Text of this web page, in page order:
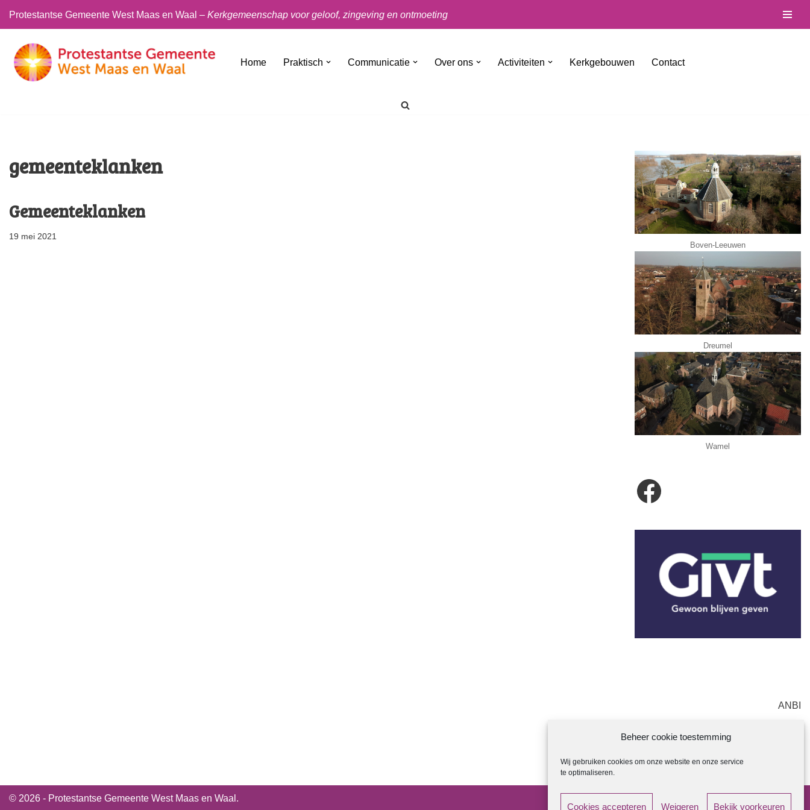
Beheer cookie toestemming
Wij gebruiken cookies om onze website en onze service
te optimaliseren.
Cookies accepteren Weigeren Bekijk voorkeuren
naar
de
inhoud
Protestantse Gemeente West Maas en Waal – Kerkgemeenschap voor geloof, zingeving en ontmoeting
Home Praktisch Communicatie Over ons Activiteiten Kerkgebouwen Contact
gemeenteklanken
Gemeenteklanken
19 mei 2021
Boven-Leeuwen
Dreumel
Wamel
ANBI
© 2026 - Protestantse Gemeente West Maas en Waal.